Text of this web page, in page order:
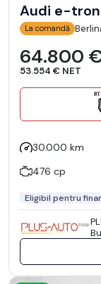
Audi e-tron
La comandă
64.800
53.554 € NET
30.000 km
476 cp
Eligibil pentru